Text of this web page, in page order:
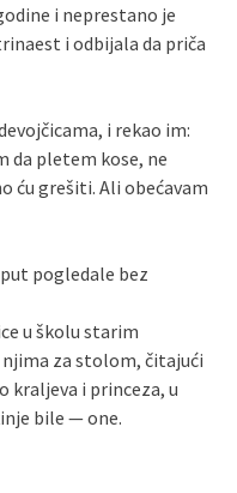
i neprestano je
i odbijala da priča
i rekao im:
da pletem kose, ne
ću grešiti. Ali obećavam
pogledale bez
u školu starim
njima za stolom, čitajući
kraljeva i princeza, u
bile — one.